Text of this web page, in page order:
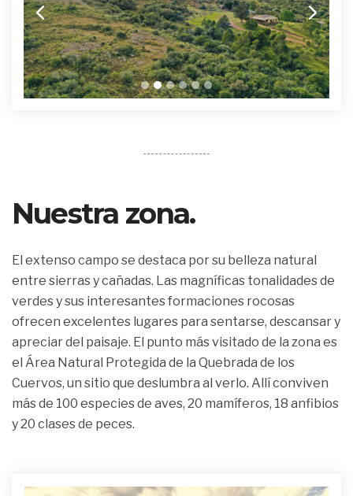
Nuestra zona.
El extenso campo se destaca por su belleza natural
entre sierras y cañadas. Las magníficas tonalidades de
verdes y sus interesantes formaciones rocosas
ofrecen excelentes lugares para sentarse, descansar y
apreciar del paisaje. El punto más visitado de la zona es
el Área Natural Protegida de la Quebrada de los
Cuervos, un sitio que deslumbra al verlo. Allí conviven
más de 100 especies de aves, 20 mamíferos, 18 anfibios
y 20 clases de peces.